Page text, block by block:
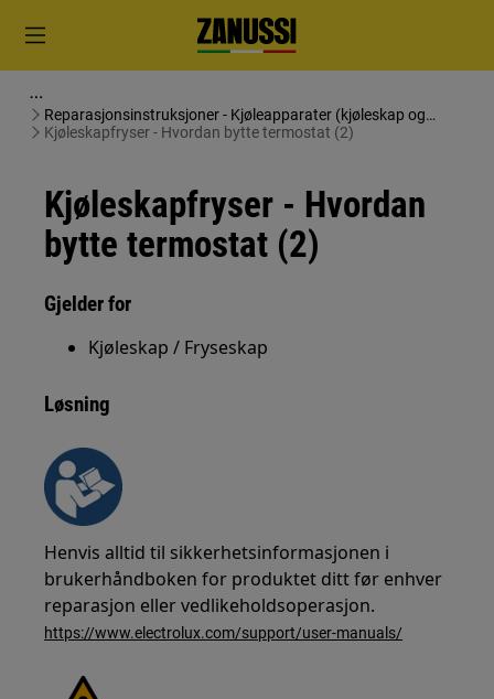
Reparasjonsinstruksjoner - Kjøleapparater (kjøleskap og
frysere)
Kjøleskapfryser - Hvordan bytte termostat (2)
Kjøleskapfryser - Hvordan
bytte termostat (2)
Gjelder for
Kjøleskap / Fryseskap
Løsning
Henvis alltid til sikkerhetsinformasjonen i
brukerhåndboken for produktet ditt før enhver
reparasjon eller vedlikeholdsoperasjon.
https://www.electrolux.com/support/user-manuals/